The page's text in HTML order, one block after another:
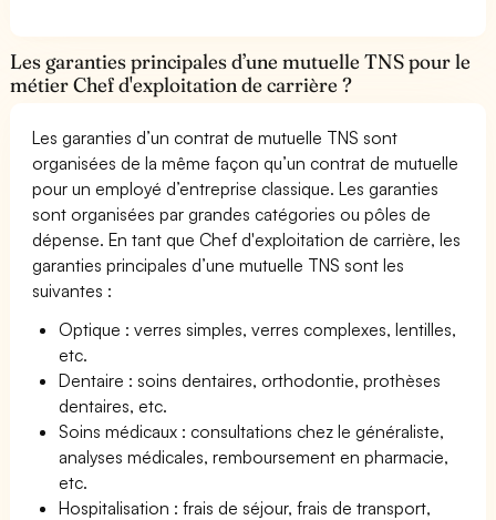
Les garanties principales d’une mutuelle TNS pour le
métier Chef d'exploitation de carrière ?
Les garanties d’un contrat de mutuelle TNS sont
organisées de la même façon qu’un contrat de mutuelle
pour un employé d’entreprise classique. Les garanties
sont organisées par grandes catégories ou pôles de
dépense. En tant que Chef d'exploitation de carrière, les
garanties principales d’une mutuelle TNS sont les
suivantes :
Optique : verres simples, verres complexes, lentilles,
etc.
Dentaire : soins dentaires, orthodontie, prothèses
dentaires, etc.
Soins médicaux : consultations chez le généraliste,
analyses médicales, remboursement en pharmacie,
etc.
Hospitalisation : frais de séjour, frais de transport,